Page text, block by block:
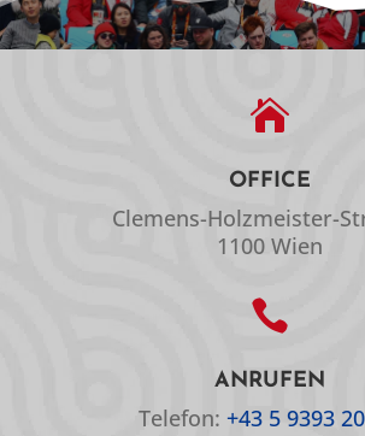

OFFICE
Clemens-Holzmeister-
1100 Wien

ANRUFEN
Telefon: +43 5 9393